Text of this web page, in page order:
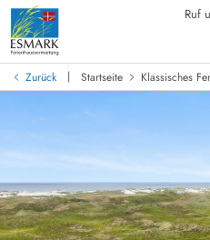
Ruf
Zurück | Startseite Klassisches